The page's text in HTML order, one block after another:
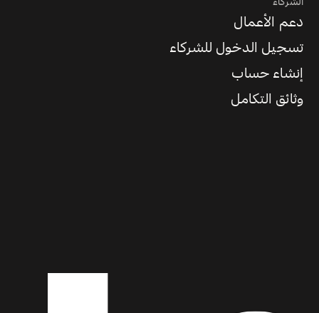
الشركاء
دعم الأعمال
تسجيل الدخول للشركاء
إنشاء حساب
وثائق التكامل